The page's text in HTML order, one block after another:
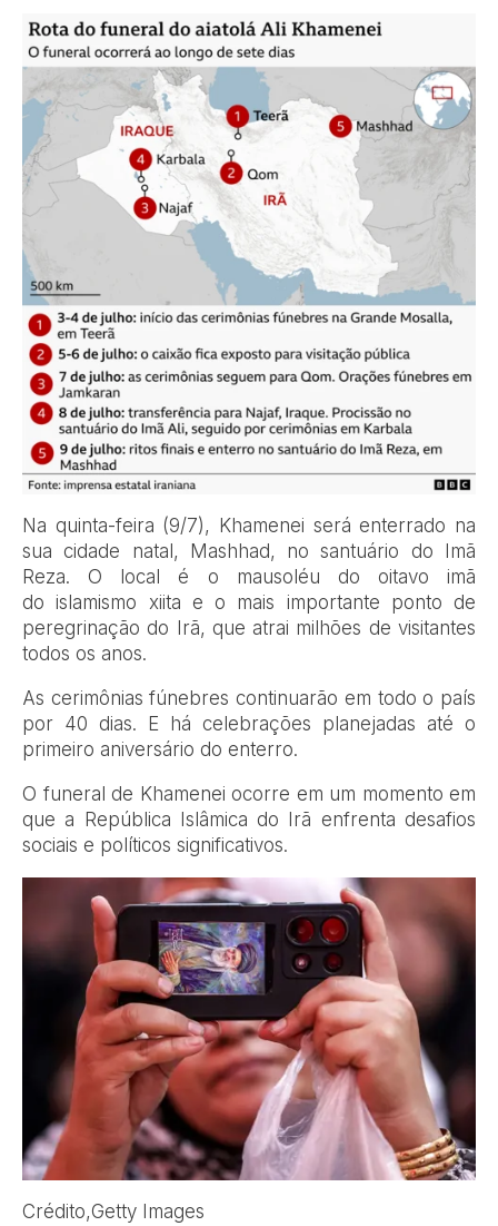
Na quinta-feira (9/7), Khamenei será enterrado na
sua cidade natal, Mashhad, no santuário do Imã
Reza. O local é o mausoléu do oitavo imã
do islamismo xiita e o mais importante ponto de
peregrinação do Irã, que atrai milhões de visitantes
todos os anos.
As cerimônias fúnebres continuarão em todo o país
por 40 dias. E há celebrações planejadas até o
primeiro aniversário do enterro.
O funeral de Khamenei ocorre em um momento em
que a República Islâmica do Irã enfrenta desafios
sociais e políticos significativos.
Crédito,Getty Images